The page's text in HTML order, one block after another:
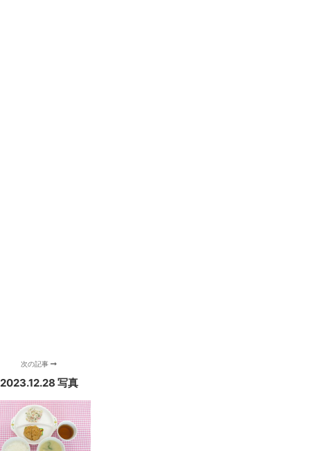
次の記事
2023.12.28 写真